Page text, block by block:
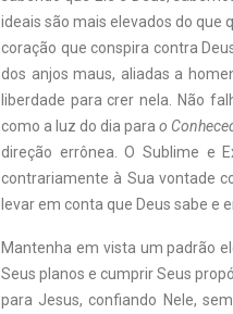
ideais são mais elevados do que
coração que conspira contra
dos anjos maus, aliadas a
liberdade para crer nela. Não
como a luz do dia parao
direção errônea. O Sublime e
contrariamente à Sua vontade
levar em conta que Deus sabe e
Mantenha em vista um padrão
Seus planos e cumprir Seus
para Jesus, confiando Nele,